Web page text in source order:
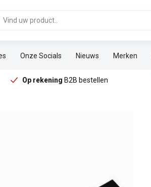
Onze Socials Nieuws Merken
Op rekening B2B bestellen